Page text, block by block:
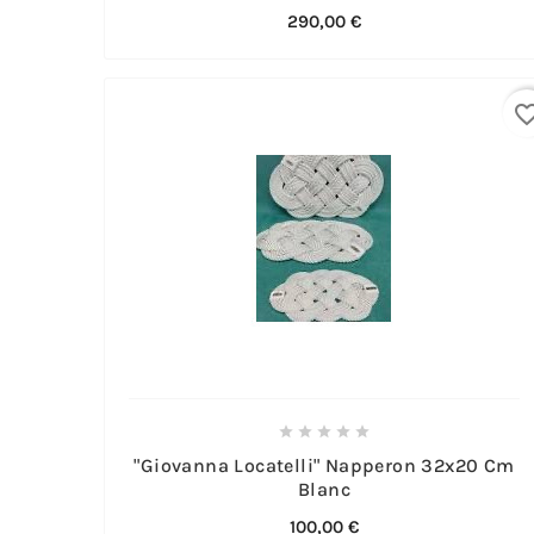
290,00 €
    
"Giovanna Locatelli" Napperon 32x20 Cm
Blanc
100,00 €